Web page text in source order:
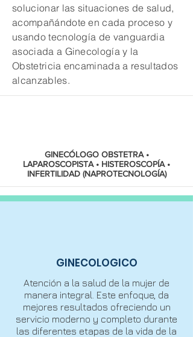
solucionar las situaciones de salud,
acompañándote en cada proceso y
usando tecnología de vanguardia
asociada a Ginecología y la
Obstetricia encaminada a resultados
alcanzables.
GINECÓLOGO OBSTETRA •
LAPAROSCOPISTA • HISTEROSCOPÍA •
INFERTILIDAD (NAPROTECNOLOGÍA)
Acompañándote en
cada proceso usando
tecnología de
vanguardia
GINECOLOGICO
Atención a la salud de la mujer de
manera integral. Este enfoque, da
mejores resultados ofreciendo un
servicio moderno y completo durante
las diferentes etapas de la vida de la